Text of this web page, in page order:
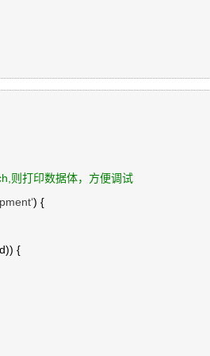
则打印数据体，方便调试
) {
{